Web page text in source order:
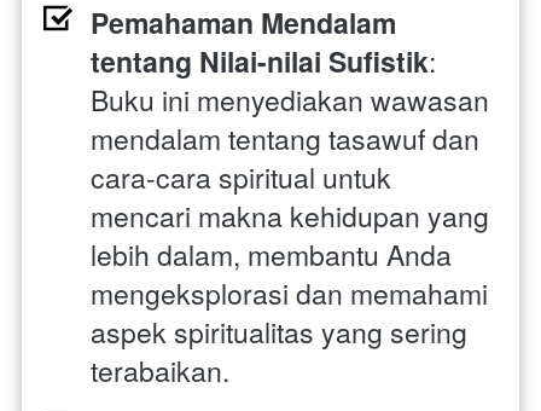
Pemahaman Mendalam
tentang Nilai-nilai Sufistik:
Buku ini menyediakan wawasan
mendalam tentang tasawuf dan
cara-cara spiritual untuk
mencari makna kehidupan yang
lebih dalam, membantu Anda
mengeksplorasi dan memahami
aspek spiritualitas yang sering
terabaikan.